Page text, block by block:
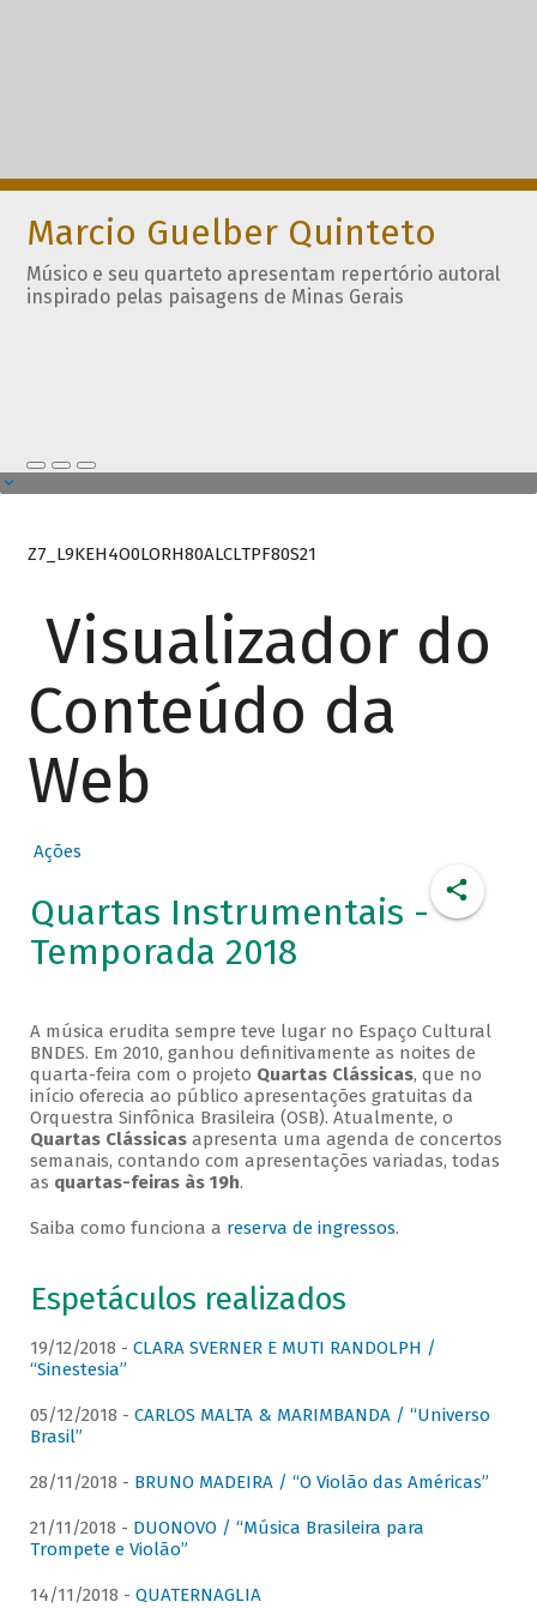
Marcio Guelber Quinteto
Músico e seu quarteto apresentam repertório autoral
inspirado pelas paisagens de Minas Gerais
Z7_L9KEH4O0LORH80ALCLTPF80S21
Visualizador do
Conteúdo da
Web
Ações
Quartas Instrumentais -
Temporada 2018
A música erudita sempre teve lugar no Espaço Cultural
BNDES. Em 2010, ganhou definitivamente as noites de
quarta-feira com o projeto Quartas Clássicas, que no
início oferecia ao público apresentações gratuitas da
Orquestra Sinfônica Brasileira (OSB). Atualmente, o
Quartas Clássicasapresenta uma agenda de concertos
semanais, contando com apresentações variadas, todas
as quartas-feiras às 19h.
Saiba como funciona a reserva de ingressos.
Espetáculos realizados
19/12/2018 - CLARA SVERNER E MUTI RANDOLPH /
“Sinestesia”
05/12/2018 - CARLOS MALTA & MARIMBANDA / “Universo
Brasil”
28/11/2018 - BRUNO MADEIRA / “O Violão das Américas”
21/11/2018 - DUONOVO / “Música Brasileira para
Trompete e Violão”
14/11/2018 - QUATERNAGLIA